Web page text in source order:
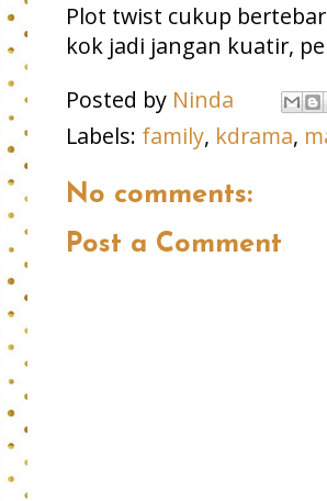
Plot twist cukup
kok jadi jangan kuatir,
Posted by Ninda
Labels: family, kdrama,
No comments:
Post a Comment